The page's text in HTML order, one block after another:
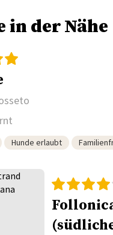
in der Nähe
Hunde erlaubt